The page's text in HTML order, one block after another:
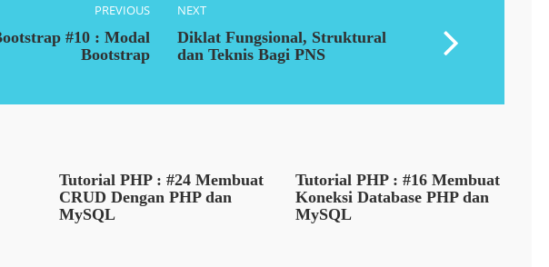
PREVIOUS
#10 : Modal
Bootstrap
NEXT
Diklat Fungsional, Struktural
dan Teknis Bagi PNS
Tutorial PHP : #24 Membuat
CRUD Dengan PHP dan
MySQL
Tutorial PHP : #16 Membuat
Koneksi Database PHP dan
MySQL